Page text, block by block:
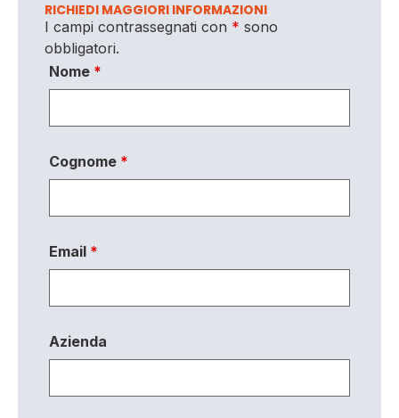
RICHIEDI MAGGIORI INFORMAZIONI
I campi contrassegnati con * sono
obbligatori.
Nome *
Cognome *
Email *
Azienda